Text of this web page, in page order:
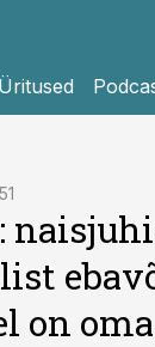
Üritused
on